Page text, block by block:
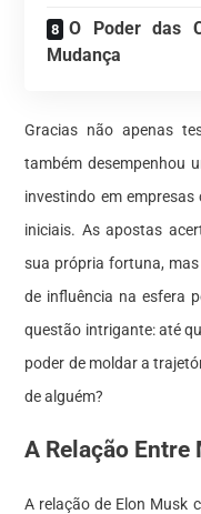
O Poder das
Mudança
Gracias não apenas
também desempenhou
investindo em empresas
iniciais. As apostas
sua própria fortuna,
de influência na esfera
questão intrigante: até
poder de moldar a
de alguém?
A Relação
A relação de Elon Musk